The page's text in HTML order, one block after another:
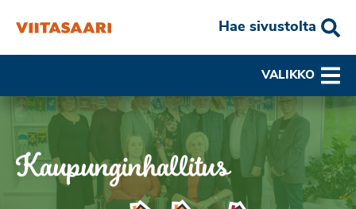
Hae sivustolta
VALIKKO
Kaupunginhallitus